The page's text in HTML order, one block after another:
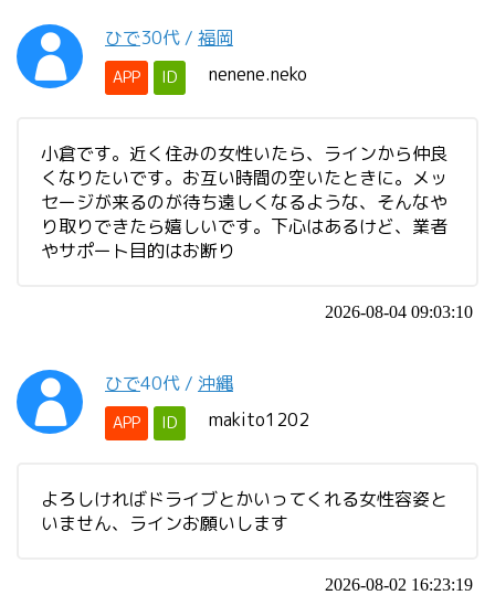
ひで30代 / 福岡
APP ID nenene.neko
小倉です。近く住みの女性いたら、ラインから仲良
くなりたいです。お互い時間の空いたときに。メッ
セージが来るのが待ち遠しくなるような、そんなや
り取りできたら嬉しいです。下心はあるけど、業者
やサポート目的はお断り
2026-08-04 09:03:10
ひで40代 / 沖縄
APP ID makito1202
よろしければドライブとかいってくれる女性容姿と
いません、ラインお願いします
2026-08-02 16:23:19